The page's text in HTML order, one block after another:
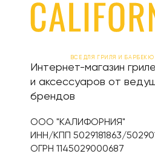
ВСЕ ДЛЯ ГРИЛЯ И БАРБЕКЮ
Интернет-магазин
и аксессуаров от
брендов
ООО "КАЛИФОРНИЯ"
ИНН/КПП 5029181863/
ОГРН 1145029000687